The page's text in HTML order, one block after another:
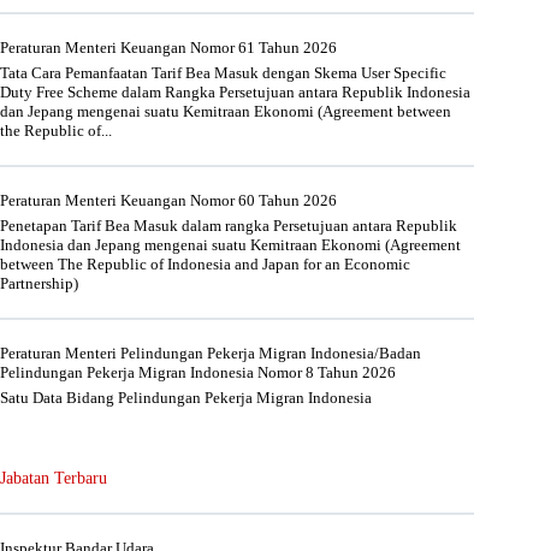
Peraturan Menteri Keuangan Nomor 61 Tahun 2026
Tata Cara Pemanfaatan Tarif Bea Masuk dengan Skema User Specific
Duty Free Scheme dalam Rangka Persetujuan antara Republik Indonesia
dan Jepang mengenai suatu Kemitraan Ekonomi (Agreement between
the Republic of...
Peraturan Menteri Keuangan Nomor 60 Tahun 2026
Penetapan Tarif Bea Masuk dalam rangka Persetujuan antara Republik
Indonesia dan Jepang mengenai suatu Kemitraan Ekonomi (Agreement
between The Republic of Indonesia and Japan for an Economic
Partnership)
Peraturan Menteri Pelindungan Pekerja Migran Indonesia/Badan
Pelindungan Pekerja Migran Indonesia Nomor 8 Tahun 2026
Satu Data Bidang Pelindungan Pekerja Migran Indonesia
Jabatan Terbaru